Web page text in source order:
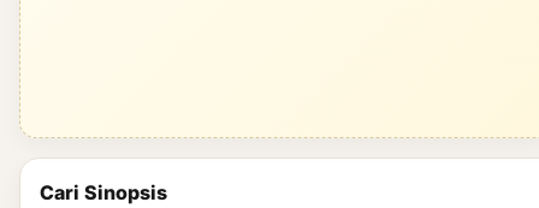
Cari Sinopsis